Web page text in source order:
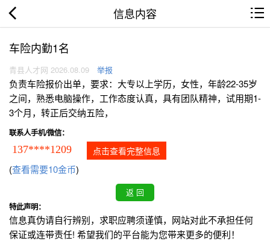
信息内容
车险内勤1名
青县人才网 2026.08.09 举报
负责车险报价出单，要求：大专以上学历，女性，年龄22-35岁
之间，熟悉电脑操作，工作态度认真，具有团队精神，试用期1-
3个月，转正后交纳五险，
联系人手机/微信：
137****1209 点击查看完整信息
(查看需要10金币)
特此声明：
信息真伪请自行辨别，求职应聘须谨慎，网站对此不承担任何
保证或连带责任! 希望我们的平台能为您带来更多的便利！